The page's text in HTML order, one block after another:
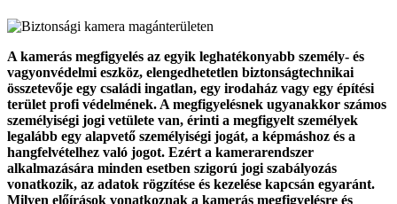
A kamerás megfigyelés az egyik leghatékonyabb személy- és
vagyonvédelmi eszköz, elengedhetetlen biztonságtechnikai
összetevője egy családi ingatlan, egy irodaház vagy egy építési
terület profi védelmének. A megfigyelésnek ugyanakkor számos
személyiségi jogi vetülete van, érinti a megfigyelt személyek
legalább egy alapvető személyiségi jogát, a képmáshoz és a
hangfelvételhez való jogot. Ezért a kamerarendszer
alkalmazására minden esetben szigorú jogi szabályozás
vonatkozik, az adatok rögzítése és kezelése kapcsán egyaránt.
Milyen előírások vonatkoznak a kamerás megfigyelésre és